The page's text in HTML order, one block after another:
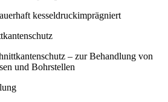
kesseldruckimprägniert
– zur Behandlung von
und Bohrstellen